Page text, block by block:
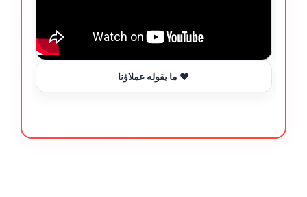
ما يقوله عملاؤنا ❤️